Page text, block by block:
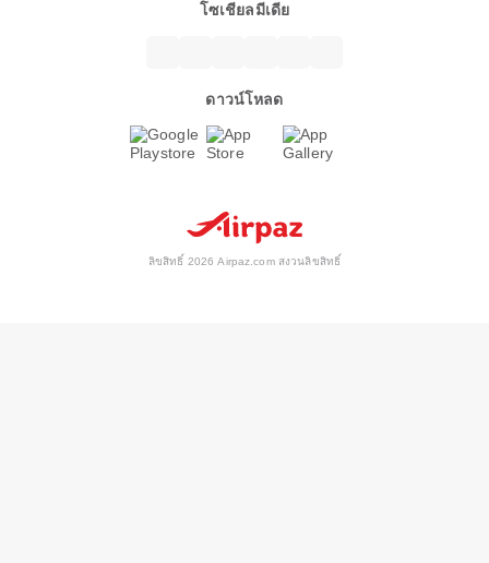
โซเชียลมีเดีย
ดาวน์โหลด
ลิขสิทธิ์ 2026 Airpaz.com สงวนลิขสิทธิ์